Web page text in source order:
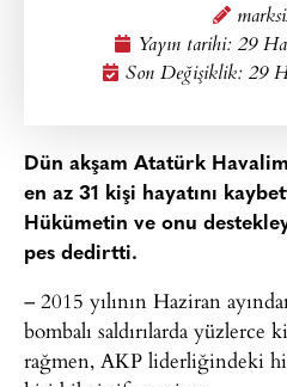
Yayın tarihi: 29
Son Değişiklik: 29
Dün akşam Atatürk
en az 31 kişi hayatını
Hükümetin ve onu
pes dedirtti.
– 2015 yılının Haziran
bombalı saldırılarda yüzlerce
rağmen, AKP liderliğindeki